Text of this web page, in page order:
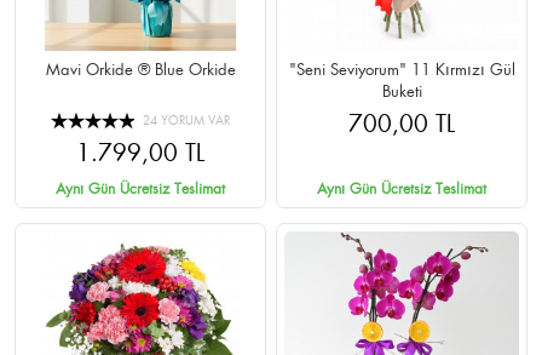
Mavi Orkide ® Blue Orkide
24 YORUM VAR
1.799,00 TL
Aynı Gün Ücretsiz Teslimat
"Seni Seviyorum" 11 Kırmızı Gül
Buketi
700,00 TL
Aynı Gün Ücretsiz Teslimat